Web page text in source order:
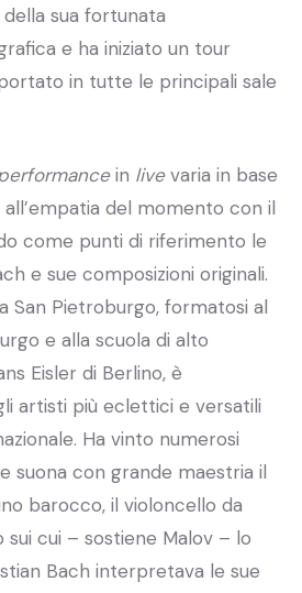
della sua fortunata
e ha iniziato un tour
in tutte le principali sale
in livevaria in base
all’empatia del momento con il
come punti di riferimento le
e sue composizioni originali.
San Pietroburgo, formatosi al
e alla scuola di alto
Eisler di Berlino, è
artisti più eclettici e versatili
Ha vinto numerosi
suona con grande maestria il
barocco, il violoncello da
sui cui – sostiene Malov – lo
Bach interpretava le sue